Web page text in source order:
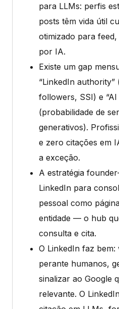
para LLMs: perfis
posts têm vida útil
otimizado para
por IA.
Existe um gap
“LinkedIn authority”
followers, SSI) e “AI
(probabilidade de
generativos).
e zero citações em
a exceção.
A estratégia
LinkedIn para
pessoal como
entidade — o hub
consulta e cita.
O LinkedIn faz bem:
perante humanos,
sinalizar ao Google
relevante. O